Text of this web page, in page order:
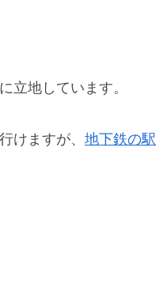
立地しています。
けますが、 地下鉄の駅